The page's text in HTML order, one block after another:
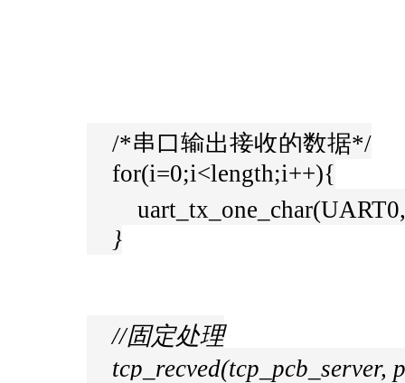
/*串口输出接收的数据*/
for(i=0;i<length;i++){
}
//固定处理